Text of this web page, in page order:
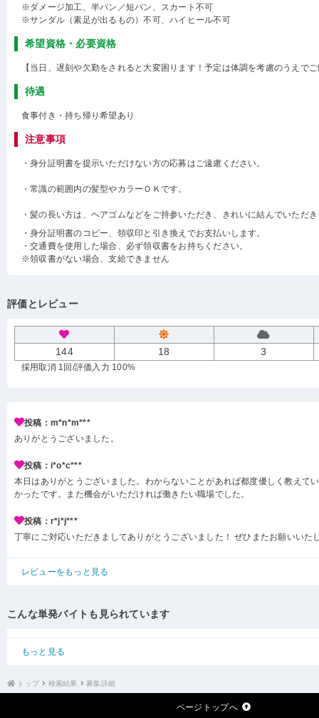
※ダメージ加工、半パン／短パン、スカート不可
※サンダル（素足が出るもの）不可、ハイヒール不可
希望資格・必要資格
【当日、遅刻や欠勤をされると大変困ります！予定は体調を考慮のうえで
待遇
食事付き・持ち帰り希望あり
注意事項
・身分証明書を提示いただけない方の応募はご遠慮ください。
・常識の範囲内の髪型やカラーＯＫです。
・髪の長い方は、ヘアゴムなどをご持参いただき、きれいに結んでいただ
・身分証明書のコピー、領収印と引き換えでお支払いします。
・交通費を使用した場合、必ず領収書をお持ちください。
※領収書がない場合、支給できません
評価とレビュー
144 18 3
採用取消 1回 /評価入力 100%
投稿：m*n*m***
ありがとうございました。
投稿：i*o*c***
本日はありがとうございました。わからないことがあれば都度優しく教えて
かったです。また機会がいただければ働きたい職場でした。
投稿：r*j*j***
丁寧にご対応いただきましてありがとうございました！ ぜひまたお願いいた
レビューをもっと見る
こんな単発バイトも見られています
もっと見る
トップ 検索結果 募集詳細
ページトップへ